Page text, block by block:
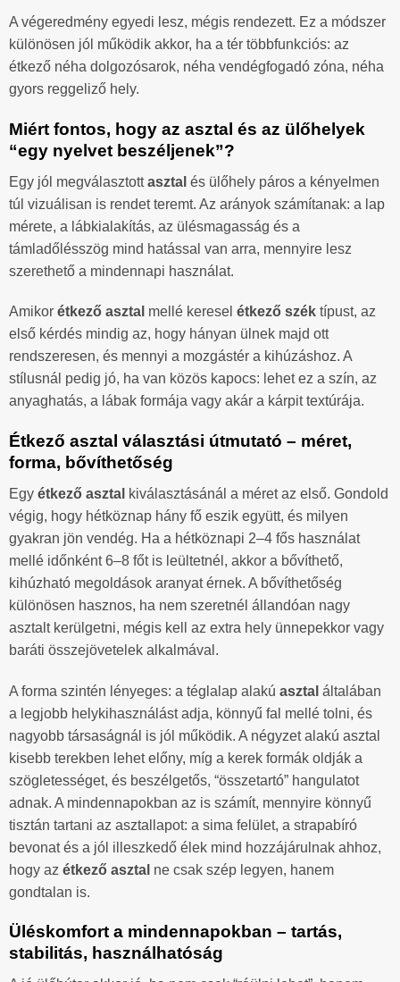
A végeredmény egyedi lesz, mégis rendezett. Ez a módszer
különösen jól működik akkor, ha a tér többfunkciós: az
étkező néha dolgozósarok, néha vendégfogadó zóna, néha
gyors reggeliző hely.
Miért fontos, hogy az asztal és az ülőhelyek
“egy nyelvet beszéljenek”?
Egy jól megválasztottasztal és ülőhely páros a kényelmen
túl vizuálisan is rendet teremt. Az arányok számítanak: a lap
mérete, a lábkialakítás, az ülésmagasság és a
támladőlésszög mind hatással van arra, mennyire lesz
szerethető a mindennapi használat.
Amikor étkező asztal mellé keresel étkező szék típust, az
első kérdés mindig az, hogy hányan ülnek majd ott
rendszeresen, és mennyi a mozgástér a kihúzáshoz. A
stílusnál pedig jó, ha van közös kapocs: lehet ez a szín, az
anyaghatás, a lábak formája vagy akár a kárpit textúrája.
Étkező asztal választási útmutató – méret,
forma, bővíthetőség
Egy étkező asztal kiválasztásánál a méret az első. Gondold
végig, hogy hétköznap hány fő eszik együtt, és milyen
gyakran jön vendég. Ha a hétköznapi 2–4 fős használat
mellé időnként 6–8 főt is leültetnél, akkor a bővíthető,
kihúzható megoldások aranyat érnek. A bővíthetőség
különösen hasznos, ha nem szeretnél állandóan nagy
asztalt kerülgetni, mégis kell az extra hely ünnepekkor vagy
baráti összejövetelek alkalmával.
A forma szintén lényeges: a téglalap alakú asztal általában
a legjobb helykihasználást adja, könnyű fal mellé tolni, és
nagyobb társaságnál is jól működik. A négyzet alakú asztal
kisebb terekben lehet előny, míg a kerek formák oldják a
szögletességet, és beszélgetős, “összetartó” hangulatot
adnak. A mindennapokban az is számít, mennyire könnyű
tisztán tartani az asztallapot: a sima felület, a strapabíró
bevonat és a jól illeszkedő élek mind hozzájárulnak ahhoz,
hogy az étkező asztal ne csak szép legyen, hanem
gondtalan is.
Üléskomfort a mindennapokban – tartás,
stabilitás, használhatóság